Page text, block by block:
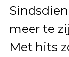
meer te
Met hits